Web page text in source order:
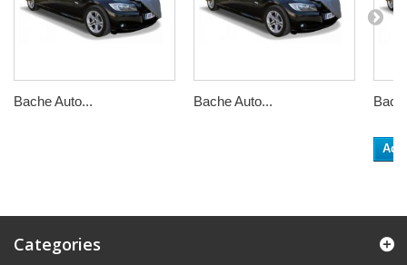
Bache Auto... Bache Auto...
Categories